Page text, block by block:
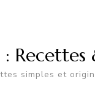
:
simples et